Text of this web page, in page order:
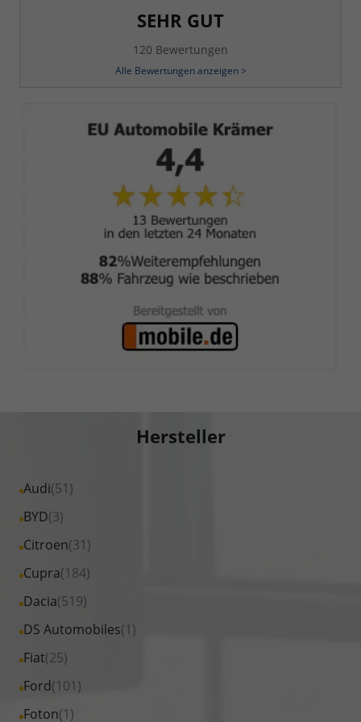
SEHR GUT
120 Bewertungen
Alle Bewertungen anzeigen >
Hersteller
Audi(51)
Alle
Fahrzeuge
Audi
anzeigen
BYD(3)
Alle
Fahrzeuge
BYD
anzeigen
Citroen(31)
Alle
Fahrzeuge
Citroen
anzeigen
Cupra(184)
Alle
Fahrzeuge
Cupra
anzeigen
Dacia(519)
Alle
Fahrzeuge
Dacia
anzeigen
DS Automobiles(1)
Alle
Fahrzeuge
DS
Automobiles
Fiat(25)
Alle
Fahrzeuge
Ford(101)
Alle
Fahrzeuge
Foton(1)
Alle